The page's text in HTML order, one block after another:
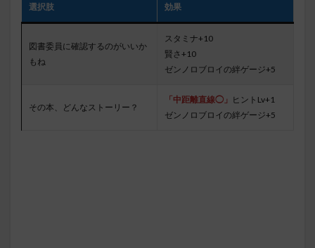
選択肢 効果
図書委員に確認するのがいいか
もね
スタミナ+10
賢さ+10
ゼンノロブロイの絆ゲージ+5
その本、どんなストーリー？
「中距離直線◯」 ヒントLv+1
ゼンノロブロイの絆ゲージ+5